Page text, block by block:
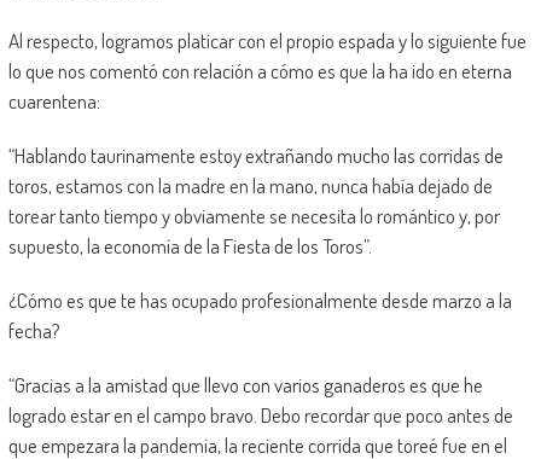
Al respecto, logramos platicar con el propio espada y lo siguiente fue
lo que nos comentó con relación a cómo es que la ha ido en eterna
cuarentena:
“Hablando taurinamente estoy extrañando mucho las corridas de
toros, estamos con la madre en la mano, nunca había dejado de
torear tanto tiempo y obviamente se necesita lo romántico y, por
supuesto, la economía de la Fiesta de los Toros”.
¿Cómo es que te has ocupado profesionalmente desde marzo a la
fecha?
“Gracias a la amistad que llevo con varios ganaderos es que he
logrado estar en el campo bravo. Debo recordar que poco antes de
que empezara la pandemia, la reciente corrida que toreé fue en el